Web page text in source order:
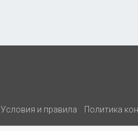
Условия и правила Политика